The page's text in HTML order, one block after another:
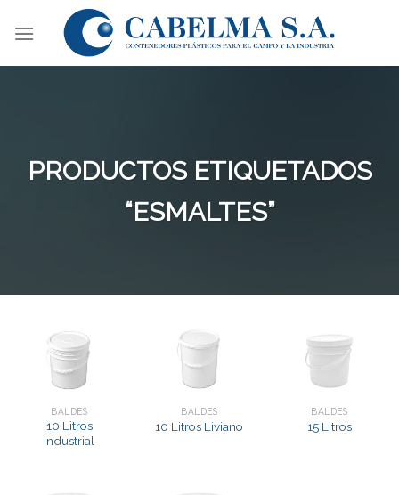
PRODUCTOS ETIQUETADOS
“ESMALTES”
BALDES
10 Litros
Industrial
BALDES
10 Litros Liviano
BALDES
15 Litros